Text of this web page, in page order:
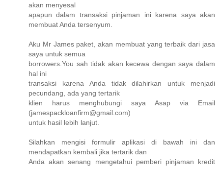
akan menyesal
apapun dalam transaksi pinjaman ini karena saya akan
membuat Anda tersenyum.
Aku Mr James paket, akan membuat yang terbaik dari jasa
saya untuk semua
borrowers.You sah tidak akan kecewa dengan saya dalam
hal ini
transaksi karena Anda tidak dilahirkan untuk menjadi
pecundang, ada yang tertarik
klien harus menghubungi saya Asap via Email
(jamespackloanfirm@gmail.com)
untuk hasil lebih lanjut.
Silahkan mengisi formulir aplikasi di bawah ini dan
mendapatkan kembali jika tertarik dan
Anda akan senang mengetahui pemberi pinjaman kredit